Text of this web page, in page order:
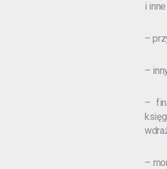
i
–
–
–
–